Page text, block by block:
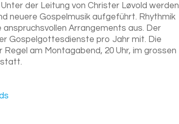
der Leitung von Christer Løvold werden
neuere Gospelmusik aufgeführt. Rhythmik
anspruchsvollen Arrangements aus. Der
Gospelgottesdienste pro Jahr mit. Die
Regel am Montagabend, 20 Uhr, im grossen
statt.